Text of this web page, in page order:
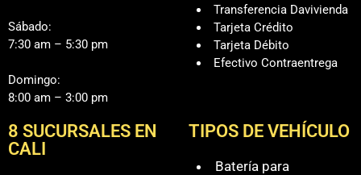
Sábado:
7:30 am – 5:30 pm
Domingo:
8:00 am – 3:00 pm
Transferencia Davivienda
Tarjeta Crédito
Tarjeta Débito
Efectivo Contraentrega
8 SUCURSALES EN
CALI
TIPOS DE VEHÍCULO
Batería para